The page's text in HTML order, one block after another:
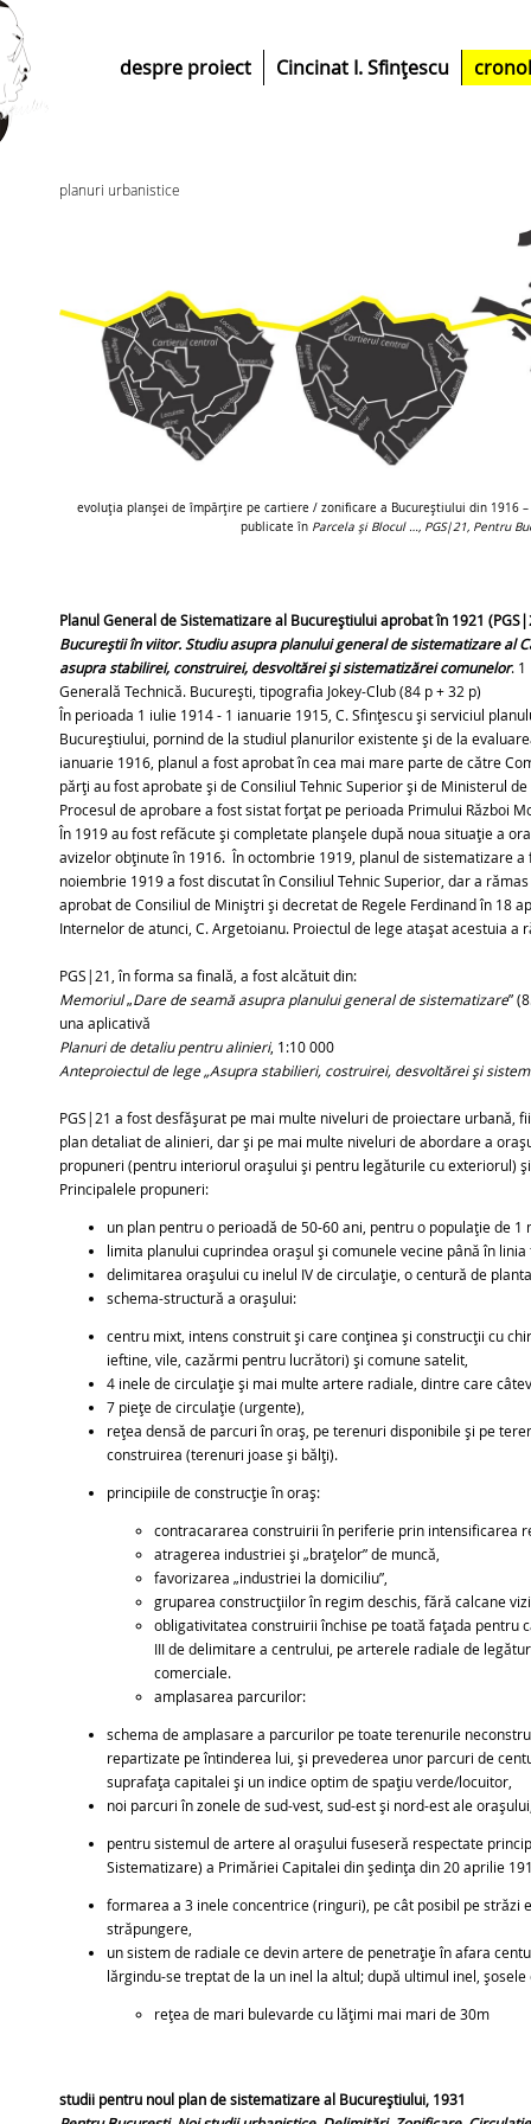
despre proiect Cincinat I. Sfințescu
planuri urbanistice
evoluția planșei de împărțire pe cartiere / zonificare a Bucureștiului din 1916
publicate în Parcela și Blocul …, PGS|21, Pentru
Planul General de Sistematizare al Bucureștiului aprobat în 1921 (PGS
Bucureștii în viitor. Studiu asupra planului general de sistematizare al
asupra stabilirei, construirei, desvoltărei și sistematizărei comunelor. 1
Generală Technică. București, tipografia Jokey-Club (84 p + 32 p)
În perioada 1 iulie 1914 - 1 ianuarie 1915, C. Sfințescu și serviciul
Bucureștiului, pornind de la studiul planurilor existente și de la
ianuarie 1916, planul a fost aprobat în cea mai mare parte de către
părți au fost aprobate și de Consiliul Tehnic Superior și de Ministerul
Procesul de aprobare a fost sistat forțat pe perioada Primului Război
În 1919 au fost refăcute și completate planșele după noua situație a
avizelor obținute în 1916. În octombrie 1919, planul de sistematizare
noiembrie 1919 a fost discutat în Consiliul Tehnic Superior, dar a
aprobat de Consiliul de Miniștri și decretat de Regele Ferdinand în 18
Internelor de atunci, C. Argetoianu. Proiectul de lege atașat acestuia a
PGS|21, în forma sa finală, a fost alcătuit din:
Memoriul„Dare de seamă asupra planului general de sistematizare”
una aplicativă
Planuri de detaliu pentru alinieri, 1:10 000
Anteproiectul de lege „Asupra stabilieri, costruirei, desvoltărei și
PGS|21 a fost desfășurat pe mai multe niveluri de proiectare urbană,
plan detaliat de alinieri, dar și pe mai multe niveluri de abordare a
propuneri (pentru interiorul orașului și pentru legăturile cu exteriorul)
Principalele propuneri:
un plan pentru o perioadă de 50-60 ani, pentru o populație de
limita planului cuprindea orașul și comunele vecine până în
delimitarea orașului cu inelul IV de circulație, o centură de
schema-structură a orașului:
centru mixt, intens construit și care conținea și construcții cu
ieftine, vile, cazărmi pentru lucrători) și comune satelit,
4 inele de circulație și mai multe artere radiale, dintre care
7 piețe de circulație (urgente),
rețea densă de parcuri în oraș, pe terenuri disponibile și pe
construirea (terenuri joase și bălți).
principiile de construcție în oraș:
contracararea construirii în periferie prin intensificarea
atragerea industriei și „brațelor” de muncă,
favorizarea „industriei la domiciliu”,
gruparea construcțiilor în regim deschis, fără calcane
obligativitatea construirii închise pe toată fațada pentru
III de delimitare a centrului, pe arterele radiale de
comerciale.
amplasarea parcurilor:
schema de amplasare a parcurilor pe toate terenurile
repartizate pe întinderea lui, și prevederea unor parcuri de
suprafața capitalei și un indice optim de spațiu verde/locuitor,
noi parcuri în zonele de sud-vest, sud-est și nord-est ale
pentru sistemul de artere al orașului fuseseră respectate
Sistematizare) a Primăriei Capitalei din ședința din 20 aprilie
formarea a 3 inele concentrice (ringuri), pe cât posibil pe străzi
străpungere,
un sistem de radiale ce devin artere de penetrație în afara
lărgindu-se treptat de la un inel la altul; după ultimul inel,
rețea de mari bulevarde cu lățimi mai mari de 30m
studii pentru noul plan de sistematizare al Bucureștiului, 1931